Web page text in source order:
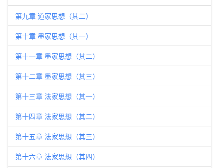
第九章 道家思想（其二）
第十章 墨家思想（其一）
第十一章 墨家思想（其二）
第十二章 墨家思想（其三）
第十三章 法家思想（其一）
第十四章 法家思想（其二）
第十五章 法家思想（其三）
第十六章 法家思想（其四）